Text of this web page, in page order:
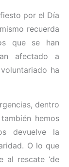
por el Día
recuerda
que se han
afectado a
ha
dentro
hemos
devuelve la
O lo que
al rescate ‘de